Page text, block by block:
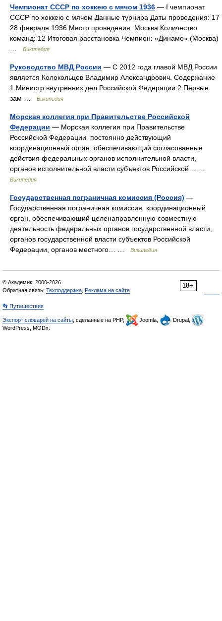
Чемпионат СССР по хоккею с мячом 1936 — I чемпионат
СССР по хоккею с мячом Данные турнира Даты проведения: 17
28 февраля 1936 Место проведения: Москва Количество
команд: 12 Итоговая расстановка Чемпион: «Динамо» (Москва)
Википедия
Руководство МВД России — С 2012 года главой МВД России
является Колокольцев Владимир Александрович. Содержание
1 Министр внутренних дел Российской Федерации 2 Первые
зам …
Википедия
Морская коллегия при Правительстве Российской
Федерации — Морская коллегия при Правительстве
Российской Федерации постоянно действующий
координационный орган, обеспечивающий согласованные
действия федеральных органов исполнительной власти,
органов исполнительной власти субъектов Российской… …
Википедия
Государственная пограничная комиссия (Россия) —
Государственная пограничная комиссия координационный
орган, обеспечивающий целенаправленную совместную
деятельность федеральных органов государственной власти,
органов государственной власти субъектов Российской
Федерации, органов местного… …
Википедия
18+
© Академик, 2000-2026
Обратная связь: Техподдержка Реклама на сайте
👣 Путешествия
Экспорт словарей на сайты , сделанные на PHP, Joomla,
Drupal,
WordPress, MODx.